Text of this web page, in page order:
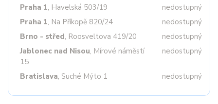
Praha 1, Havelská 503/19
nedostupný
Praha 1, Na Příkopě 820/24
nedostupný
Brno - střed, Roosveltova 419/20
nedostupný
Jablonec nad Nisou, Mírové náměstí
15
nedostupný
Bratislava, Suché Mýto 1 nedostupný